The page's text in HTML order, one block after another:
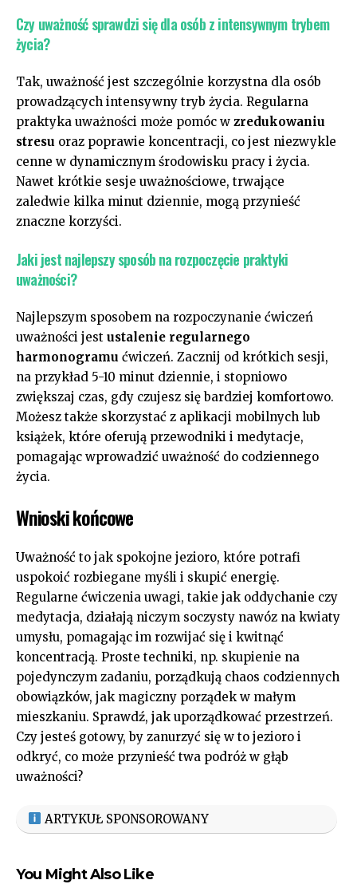
Czy uważność‍ sprawdzi się‍ dla osób z intensywnym trybem‍
życia?
Tak, uważność jest szczególnie ⁣korzystna dla osób‌
prowadzących intensywny tryb życia. Regularna
praktyka uważności⁤ może pomóc w zredukowaniu
stresu oraz ⁣poprawie koncentracji, co jest niezwykle
cenne w dynamicznym środowisku pracy i życia.
Nawet krótkie sesje uważnościowe, trwające
zaledwie kilka minut dziennie, mogą przynieść
znaczne korzyści.
Jaki jest najlepszy sposób ⁢na rozpoczęcie praktyki
uważności?
Najlepszym sposobem na rozpoczynanie ‌ćwiczeń
uważności jest ustalenie⁤ regularnego
harmonogramu ćwiczeń.⁢ Zacznij od ⁢krótkich sesji,
na przykład ‍5-10 minut ⁢dziennie, i stopniowo
zwiększaj czas, gdy czujesz się ‌bardziej komfortowo.
Możesz także skorzystać z ​aplikacji mobilnych lub
książek, które oferują przewodniki​ i ⁤medytacje,
pomagając wprowadzić ⁤uważność do⁤ codziennego
życia.
Wnioski końcowe
Uważność ‍to jak spokojne jezioro, które potrafi‌
uspokoić rozbiegane myśli i⁢ skupić energię.
Regularne ćwiczenia uwagi, takie jak‌ oddychanie czy
medytacja, działają niczym soczysty nawóz na kwiaty
umysłu, pomagając im rozwijać się i kwitnąć
koncentracją. Proste techniki, np. skupienie na
pojedynczym zadaniu, porządkują chaos codziennych
obowiązków, jak magiczny porządek w ‍małym
mieszkaniu. Sprawdź, jak ⁢uporządkować przestrzeń.
Czy jesteś ⁤gotowy, by⁢ zanurzyć się w to jezioro ​i
odkryć, co może​ przynieść twa podróż w głąb
⁢uważności?
ARTYKUŁ SPONSOROWANY
You Might Also Like